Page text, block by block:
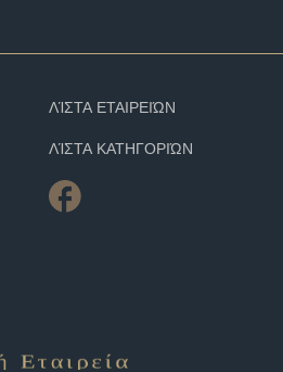
ΛΊΣΤΑ ΕΤΑΙΡΕΙΏΝ
ΛΊΣΤΑ ΚΑΤΗΓΟΡΙΏΝ